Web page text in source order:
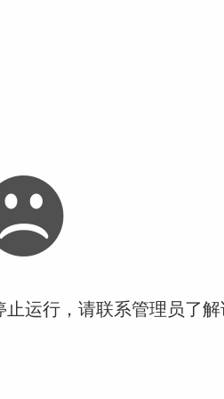
运行，请联系管理员了